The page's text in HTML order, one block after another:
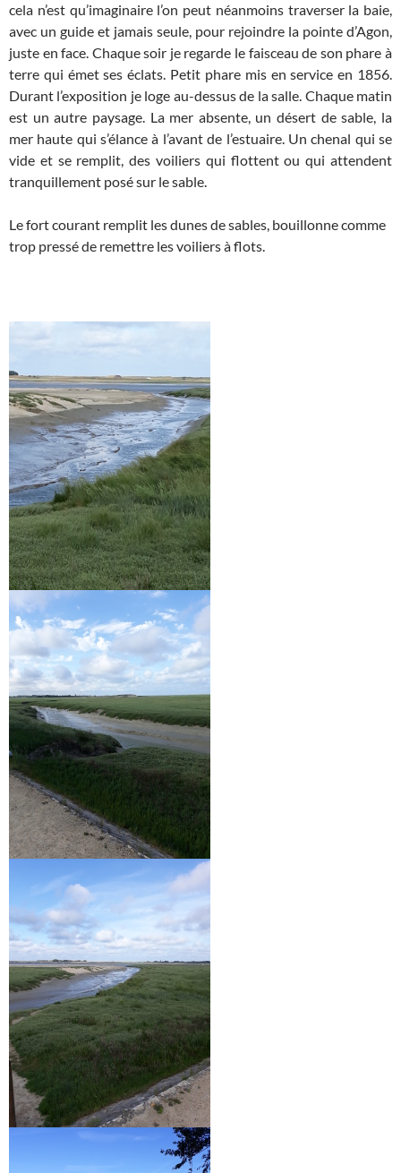
cela n’est qu’imaginaire l’on peut néanmoins traverser la baie,
avec un guide et jamais seule, pour rejoindre la pointe d’Agon,
juste en face. Chaque soir je regarde le faisceau de son phare à
terre qui émet ses éclats. Petit phare mis en service en 1856.
Durant l’exposition je loge au-dessus de la salle. Chaque matin
est un autre paysage. La mer absente, un désert de sable, la
mer haute qui s’élance à l’avant de l’estuaire. Un chenal qui se
vide et se remplit, des voiliers qui flottent ou qui attendent
tranquillement posé sur le sable.
Le fort courant remplit les dunes de sables, bouillonne comme
trop pressé de remettre les voiliers à flots.